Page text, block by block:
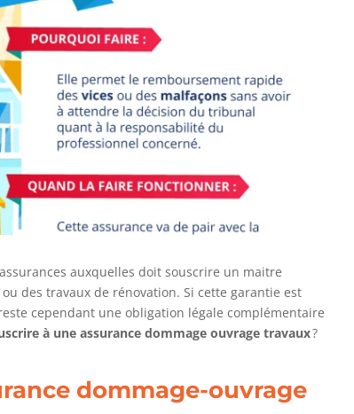
auxquelles doit souscrire un maitre
des travaux de rénovation. Si cette garantie est
cependant une obligation légale complémentaire
à une assurance dommage ouvrage travaux?
dommage-ouvrage